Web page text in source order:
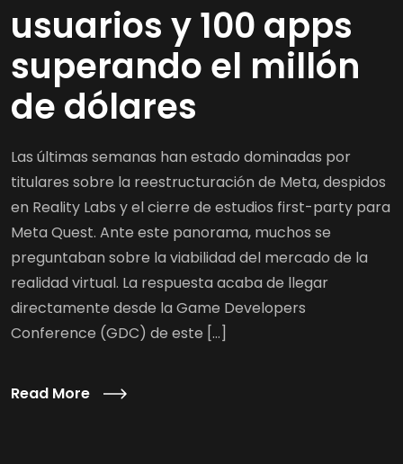
usuarios y 100 apps
superando el millón
de dólares
Las últimas semanas han estado dominadas por
titulares sobre la reestructuración de Meta, despidos
en Reality Labs y el cierre de estudios first-party para
Meta Quest. Ante este panorama, muchos se
preguntaban sobre la viabilidad del mercado de la
realidad virtual. La respuesta acaba de llegar
directamente desde la Game Developers
Conference (GDC) de este […]
Read More